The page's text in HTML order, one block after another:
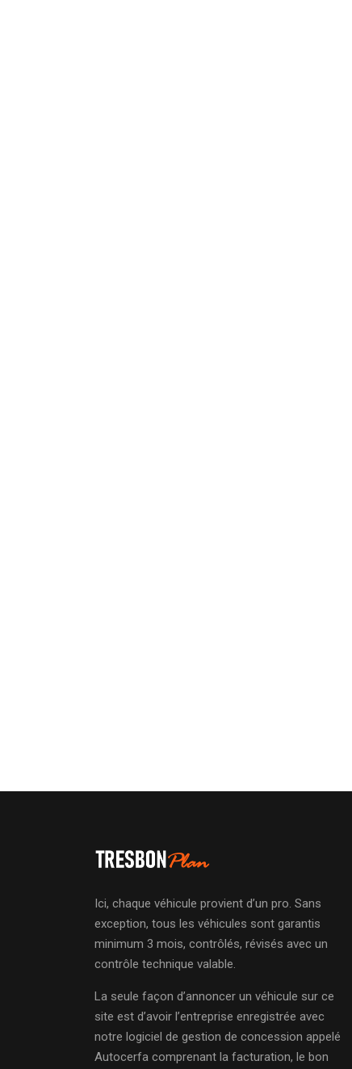
Ici, chaque véhicule provient d’un pro. Sans
exception, tous les véhicules sont garantis
minimum 3 mois, contrôlés, révisés avec un
contrôle technique valable.
La seule façon d’annoncer un véhicule sur ce
site est d’avoir l’entreprise enregistrée avec
notre logiciel de gestion de concession appelé
Autocerfa comprenant la facturation, le bon